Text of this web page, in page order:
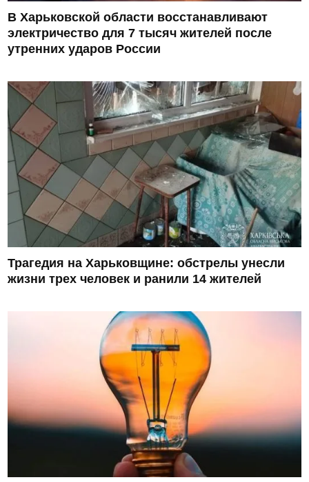
В Харьковской области восстанавливают
электричество для 7 тысяч жителей после
утренних ударов России
Трагедия на Харьковщине: обстрелы унесли
жизни трех человек и ранили 14 жителей